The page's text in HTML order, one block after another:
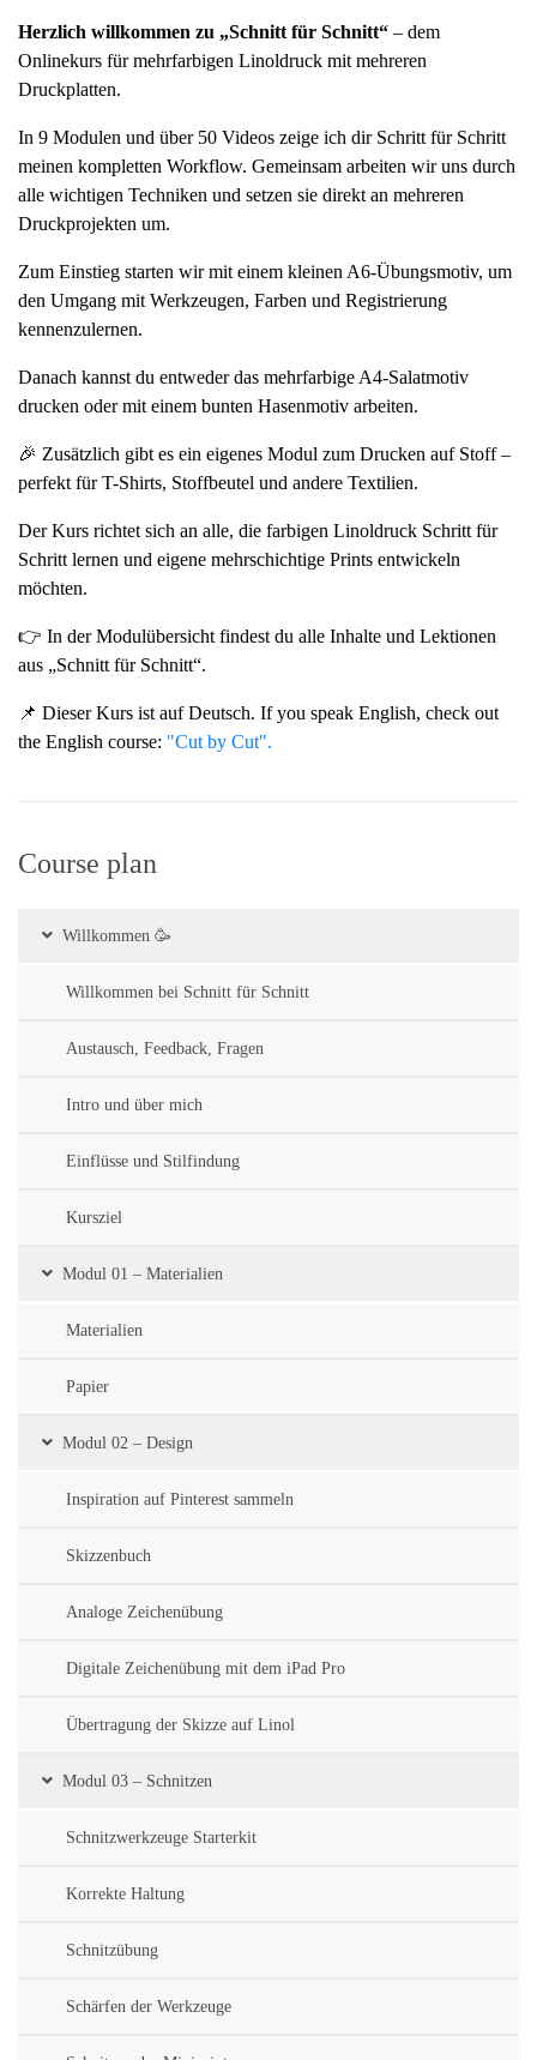
Herzlich willkommen zu „Schnitt für Schnitt“ – dem
Onlinekurs für mehrfarbigen Linoldruck mit mehreren
Druckplatten.
In 9 Modulen und über 50 Videos zeige ich dir Schritt für Schritt
meinen kompletten Workflow. Gemeinsam arbeiten wir uns durch
alle wichtigen Techniken und setzen sie direkt an mehreren
Druckprojekten um.
Zum Einstieg starten wir mit einem kleinen A6-Übungsmotiv, um
den Umgang mit Werkzeugen, Farben und Registrierung
kennenzulernen.
Danach kannst du entweder das mehrfarbige A4-Salatmotiv
drucken oder mit einem bunten Hasenmotiv arbeiten.
🎉 Zusätzlich gibt es ein eigenes Modul zum Drucken auf Stoff –
perfekt für T-Shirts, Stoffbeutel und andere Textilien.
Der Kurs richtet sich an alle, die farbigen Linoldruck Schritt für
Schritt lernen und eigene mehrschichtige Prints entwickeln
möchten.
👉 In der Modulübersicht findest du alle Inhalte und Lektionen
aus „Schnitt für Schnitt“.
📌 Dieser Kurs ist auf Deutsch. If you speak English, check out
the English course: "Cut by Cut".
Course plan
Willkommen 🥳
Willkommen bei Schnitt für Schnitt
Austausch, Feedback, Fragen
Intro und über mich
Einflüsse und Stilfindung
Kursziel
Modul 01 – Materialien
Materialien
Papier
Modul 02 – Design
Inspiration auf Pinterest sammeln
Skizzenbuch
Analoge Zeichenübung
Digitale Zeichenübung mit dem iPad Pro
Übertragung der Skizze auf Linol
Modul 03 – Schnitzen
Schnitzwerkzeuge Starterkit
Korrekte Haltung
Schnitzübung
Schärfen der Werkzeuge